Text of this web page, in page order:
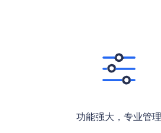
功能强大，专业管理